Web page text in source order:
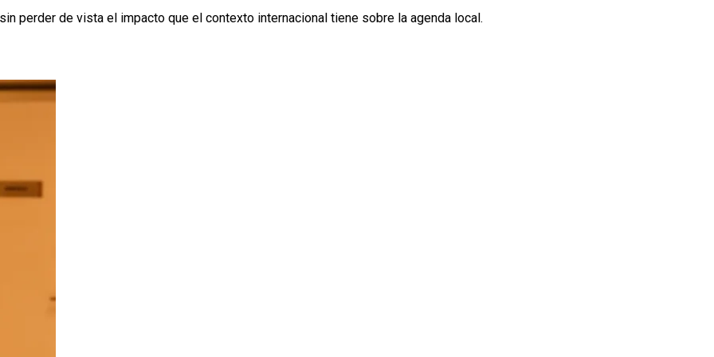
perder de vista el impacto que el contexto internacional tiene sobre la agenda local.